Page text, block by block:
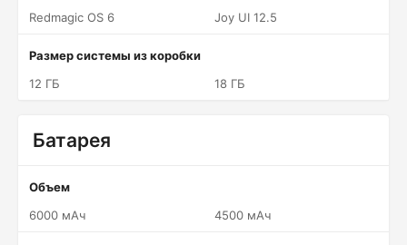
Redmagic OS 6
Joy UI 12.5
Размер системы из коробки
12 ГБ
18 ГБ
Батарея
Объем
6000 мАч
4500 мАч